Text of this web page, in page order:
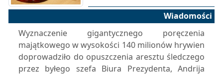
Wiadomości
Wyznaczenie gigantycznego poręczenia
majątkowego w wysokości 140 milionów hrywien
doprowadziło do opuszczenia aresztu śledczego
przez byłego szefa Biura Prezydenta, Andrija